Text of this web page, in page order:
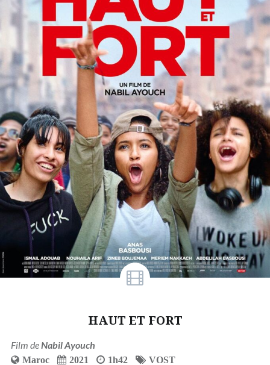
HAUT ET FORT
Film de Nabil Ayouch
Maroc 2021 1h42
VOST